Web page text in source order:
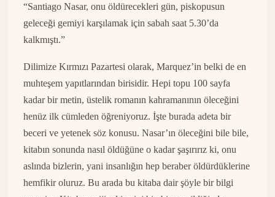
“Santiago Nasar, onu öldürecekleri gün, piskopusun
geleceği gemiyi karşılamak için sabah saat 5.30’da
kalkmıştı.”
Dilimize Kırmızı Pazartesi olarak, Marquez’in belki de en
muhteşem yapıtlarından birisidir. Hepi topu 100 sayfa
kadar bir metin, üstelik romanın kahramanının öleceğini
henüz ilk cümleden öğreniyoruz. İşte burada adeta bir
beceri ve yetenek söz konusu. Nasar’ın öleceğini bile bile,
kitabın sonunda nasıl öldüğüne o kadar şaşırırız ki, onu
aslında bizlerin, yani insanlığın hep beraber öldürdüklerine
hemfikir oluruz. Bu arada bu kitaba dair şöyle bir bilgi